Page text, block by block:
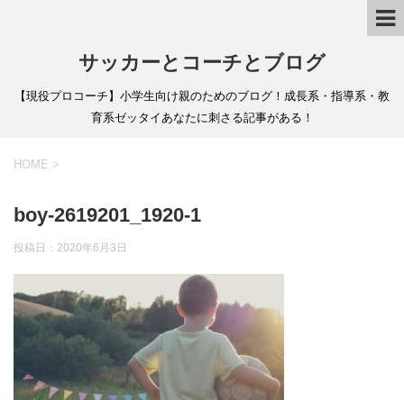
サッカーとコーチとブログ
【現役プロコーチ】小学生向け親のためのブログ！成長系・指導系・教
育系ゼッタイあなたに刺さる記事がある！
HOME >
boy-2619201_1920-1
投稿日： 2020年6月3日